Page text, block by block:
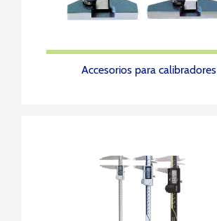
Accesorios para calibradores